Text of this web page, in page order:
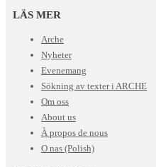
LÄS MER
Arche
Nyheter
Evenemang
Sökning av texter i ARCHE
Om oss
About us
À propos de nous
O nas (Polish)